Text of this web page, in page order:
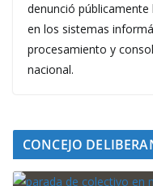
denunció
en los sistemas
procesamiento y
nacional.
CONCEJO